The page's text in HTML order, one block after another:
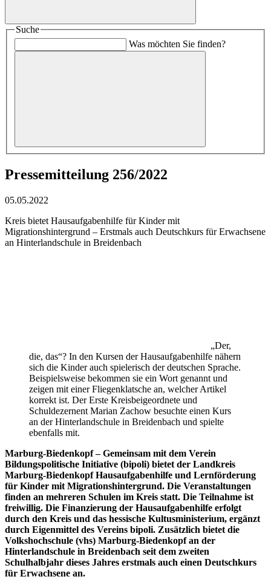
Suche
Was möchten Sie finden?
Pressemitteilung 256/2022
05.05.2022
Kreis bietet Hausaufgabenhilfe für Kinder mit
Migrationshintergrund – Erstmals auch Deutschkurs für Erwachsene
an Hinterlandschule in Breidenbach
„Der,
die, das“? In den Kursen der Hausaufgabenhilfe nähern
sich die Kinder auch spielerisch der deutschen Sprache.
Beispielsweise bekommen sie ein Wort genannt und
zeigen mit einer Fliegenklatsche an, welcher Artikel
korrekt ist. Der Erste Kreisbeigeordnete und
Schuldezernent Marian Zachow besuchte einen Kurs
an der Hinterlandschule in Breidenbach und spielte
ebenfalls mit.
Marburg-Biedenkopf – Gemeinsam mit dem Verein
Bildungspolitische Initiative (bipoli) bietet der Landkreis
Marburg-Biedenkopf Hausaufgabenhilfe und Lernförderung
für Kinder mit Migrationshintergrund. Die Veranstaltungen
finden an mehreren Schulen im Kreis statt. Die Teilnahme ist
freiwillig. Die Finanzierung der Hausaufgabenhilfe erfolgt
durch den Kreis und das hessische Kultusministerium, ergänzt
durch Eigenmittel des Vereins bipoli. Zusätzlich bietet die
Volkshochschule (vhs) Marburg-Biedenkopf an der
Hinterlandschule in Breidenbach seit dem zweiten
Schulhalbjahr dieses Jahres erstmals auch einen Deutschkurs
für Erwachsene an.